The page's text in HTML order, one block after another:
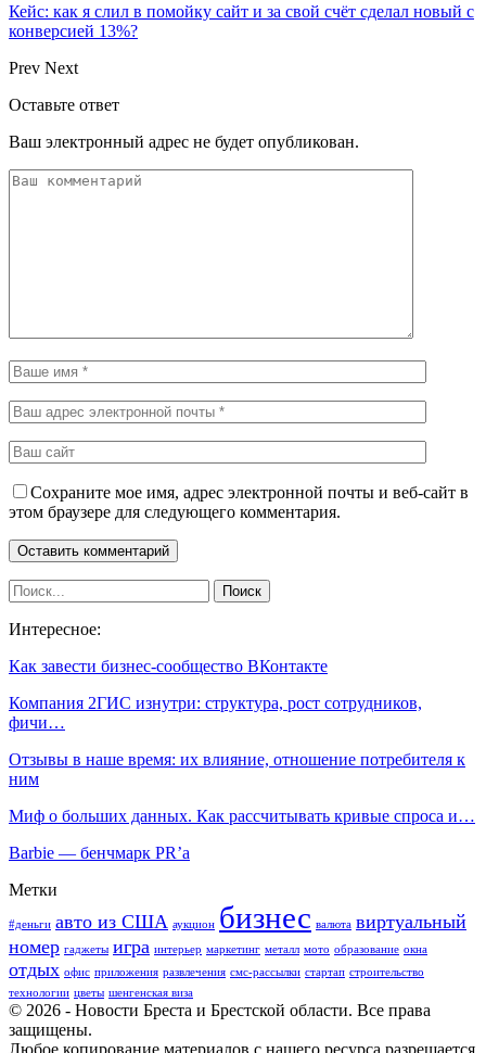
Кейс: как я слил в помойку сайт и за свой счёт сделал новый с
конверсией 13%?
Prev Next
Оставьте ответ
Ваш электронный адрес не будет опубликован.
Сохраните мое имя, адрес электронной почты и веб-сайт в
этом браузере для следующего комментария.
Интересное:
Как завести бизнес-сообщество ВКонтакте
Компания 2ГИС изнутри: структура, рост сотрудников,
фичи…
Отзывы в наше время: их влияние, отношение потребителя к
ним
Миф о больших данных. Как рассчитывать кривые спроса и…
Barbie — бенчмарк PR’a
Метки
#деньги авто из США аукцион бизнес валюта виртуальный
номер гаджеты игра интерьер маркетинг металл мото образование окна
отдых офис приложения развлечения смс-рассылки стартап строительство
технологии цветы шенгенская виза
© 2026 - Новости Бреста и Брестской области. Все права
защищены.
Любое копирование материалов с нашего ресурса разрешается